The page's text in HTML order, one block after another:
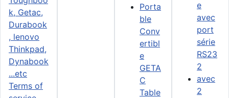
Terms of
Porta
ble
Conv
ertibl
e
GETA
C
Table
e
avec
port
série
RS23
2
avec
2